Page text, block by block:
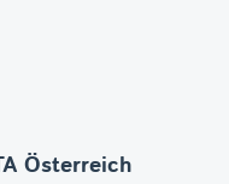
Österreich